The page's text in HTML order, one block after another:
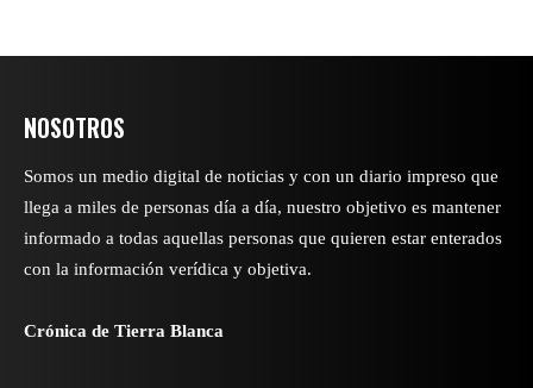
NOSOTROS
Somos un medio digital de noticias y con un diario impreso que
llega a miles de personas día a día, nuestro objetivo es mantener
informado a todas aquellas personas que quieren estar enterados
con la información verídica y objetiva.
Crónica de Tierra Blanca